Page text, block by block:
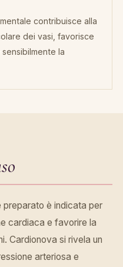
contribuisce alla
dei vasi, favorisce
la
preparato è indicata per
cardiaca e favorire la
Cardionova si rivela un
arteriosa e